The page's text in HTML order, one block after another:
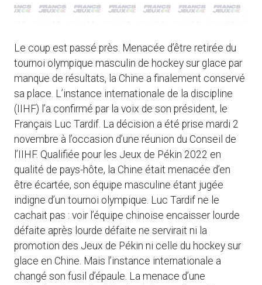
Le coup est passé près. Menacée d’être retirée du
tournoi olympique masculin de hockey sur glace par
manque de résultats, la Chine a finalement conservé
sa place. L’instance internationale de la discipline
(IIHF) l’a confirmé par la voix de son président, le
Français Luc Tardif. La décision a été prise mardi 2
novembre à l’occasion d’une réunion du Conseil de
l’IIHF. Qualifiée pour les Jeux de Pékin 2022 en
qualité de pays-hôte, la Chine était menacée d’en
être écartée, son équipe masculine étant jugée
indigne d’un tournoi olympique. Luc Tardif ne le
cachait pas : voir l’équipe chinoise encaisser lourde
défaite après lourde défaite ne servirait ni la
promotion des Jeux de Pékin ni celle du hockey sur
glace en Chine. Mais l’instance internationale a
changé son fusil d’épaule. La menace d’une